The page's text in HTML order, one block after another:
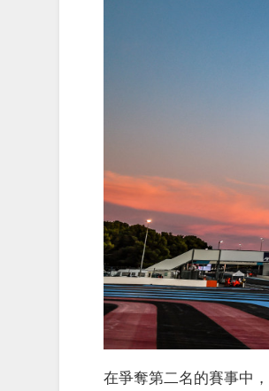
在爭奪第二名的賽事中，